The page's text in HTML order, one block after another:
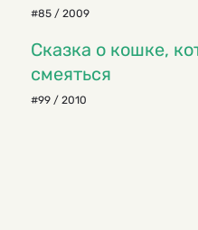
#85 / 2009
Сказка о кошке,
смеяться
#99 / 2010